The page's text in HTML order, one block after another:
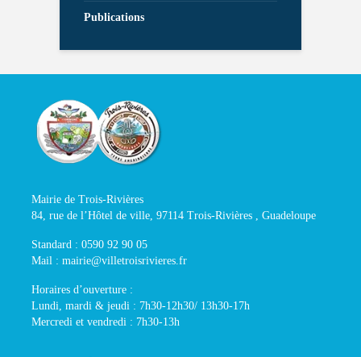
Publications
Mairie de Trois-Rivières
84, rue de l’Hôtel de ville, 97114 Trois-Rivières , Guadeloupe
Standard : 0590 92 90 05
Mail : mairie@villetroisrivieres.fr
Horaires d’ouverture :
Lundi, mardi & jeudi : 7h30-12h30/ 13h30-17h
Mercredi et vendredi : 7h30-13h